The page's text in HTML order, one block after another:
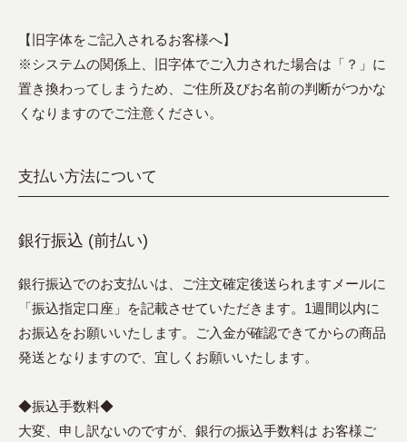
【旧字体をご記入されるお客様へ】
※システムの関係上、旧字体でご入力された場合は「？」に
置き換わってしまうため、ご住所及びお名前の判断がつかな
くなりますのでご注意ください。
支払い方法について
銀行振込 (前払い)
銀行振込でのお支払いは、ご注文確定後送られますメールに
「振込指定口座」を記載させていただきます。1週間以内に
お振込をお願いいたします。ご入金が確認できてからの商品
発送となりますので、宜しくお願いいたします。
◆振込手数料◆
大変、申し訳ないのですが、銀行の振込手数料は お客様ご